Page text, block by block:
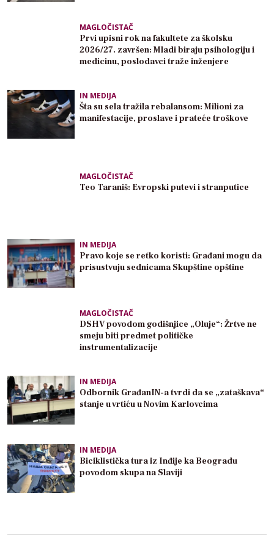
MAGLOČISTAČ
Prvi upisni rok na fakultete za školsku
2026/27. završen: Mladi biraju psihologiju i
medicinu, poslodavci traže inženjere
IN MEDIJA
Šta su sela tražila rebalansom: Milioni za
manifestacije, proslave i prateće troškove
MAGLOČISTAČ
Teo Taraniš: Evropski putevi i stranputice
IN MEDIJA
Pravo koje se retko koristi: Građani mogu da
prisustvuju sednicama Skupštine opštine
MAGLOČISTAČ
DSHV povodom godišnjice „Oluje“: Žrtve ne
smeju biti predmet političke
instrumentalizacije
IN MEDIJA
Odbornik GrađanIN-a tvrdi da se „zataškava“
stanje u vrtiću u Novim Karlovcima
IN MEDIJA
Biciklistička tura iz Inđije ka Beogradu
povodom skupa na Slaviji